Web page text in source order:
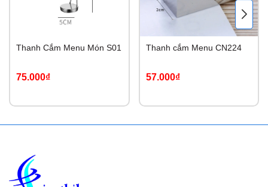
Thanh Cắm Menu Món S01
75.000₫
Thanh cắm Menu CN224
57.000₫